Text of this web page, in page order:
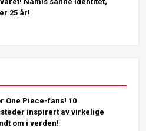
25 år!
One Piece-fans! 10
inspirert av virkelige
om i verden!